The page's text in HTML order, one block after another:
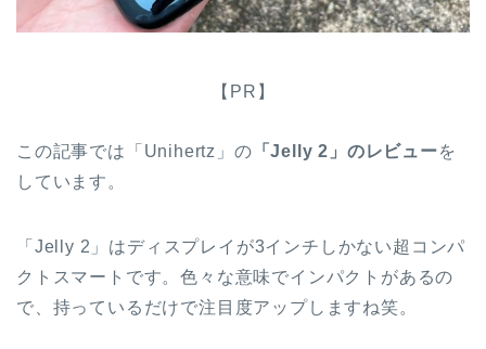
【PR】
この記事では「Unihertz」の 「Jelly 2」のレビューを
しています。
「Jelly 2」はディスプレイが3インチしかない超コンパ
クトスマートです。色々な意味でインパクトがあるの
で、持っているだけで注目度アップしますね笑。